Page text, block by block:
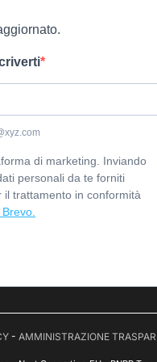
di marketing. Inviando
personali da te forniti
trattamento in conformità
- AMMINISTRAZIONE